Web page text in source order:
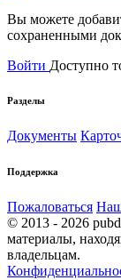
Вы можете
сохраненными
Войти Доступно
Разделы
Документы
Поддержка
Пожаловаться
© 2013 - 2026
материалы,
владельцам.